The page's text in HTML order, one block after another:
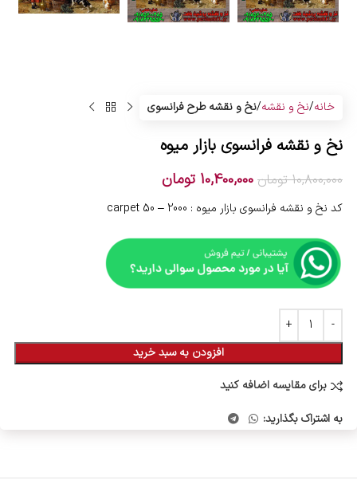
خانه نخ و نقشه نخ و نقشه طرح فرانسوی
نخ و نقشه فرانسوی بازار میوه
10,800,000 تومان 10,400,000 تومان
کد نخ و نقشه فرانسوی بازار میوه : 2000 – 50 carpet
افزودن به سبد خرید
برای مقایسه اضافه کنید
به اشتراک بگذارید: